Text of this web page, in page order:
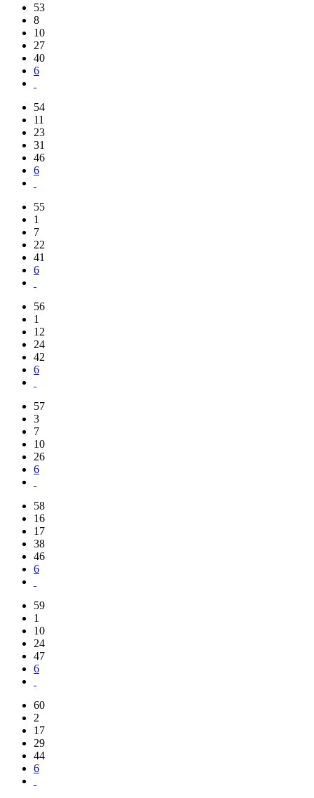
53
8
10
27
40
6
54
11
23
31
46
6
55
1
7
22
41
6
56
1
12
24
42
6
57
3
7
10
26
6
58
16
17
38
46
6
59
1
10
24
47
6
60
2
17
29
44
6